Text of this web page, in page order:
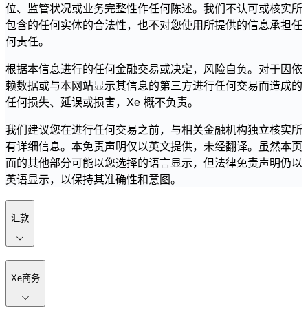
位、监管状况或业务完整性作任何陈述。我们不认可或核实所
包含的任何实体的合法性，也不对您使用所提供的信息承担任
何责任。
根据本信息进行的任何金融交易或决定，风险自负。对于因依
赖数据或与本网站显示其信息的第三方进行任何交易而造成的
任何损失、延误或损害，Xe 概不负责。
我们建议您在进行任何交易之前，与相关金融机构独立核实所
有详细信息。本免责声明仅以英文提供，未经翻译。虽然本页
面的其他部分可能以您选择的语言显示，但法律免责声明仍以
英语显示，以保持其准确性和意图。
汇款
Xe商务